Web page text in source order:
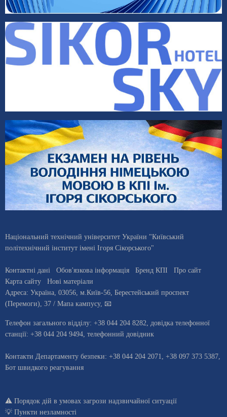
Національний технічний університет України "Київський
політехнічний інститут імені Ігоря Сікорського"
Контактні дані Обов'язкова інформація Бренд КПІ
Про сайт
Карта сайту
Нові матеріали
Адреса: Україна 03056 , м. Київ-56, Берестейський проспект
(Перемоги), 37 / Мапа кампусу, 📧
Телефон загального відділу: +38 044 204 8282, довiдка телефонної
станцiї: +38 044 204 9494, телефонний довідник
Контакти Департаменту безпеки: +38 044 204 2071, +38 097 373 5387,
Бот швидкого реагування
⚠️ Порядок дій в умовах загрози надзвичайної ситуації
💡 Пункти незламності